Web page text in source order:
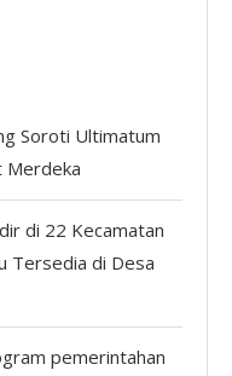
Soroti Ultimatum
Merdeka
di 22 Kecamatan
Tersedia di Desa
pemerintahan